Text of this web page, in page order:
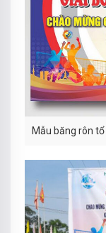
Mẫu băng rôn